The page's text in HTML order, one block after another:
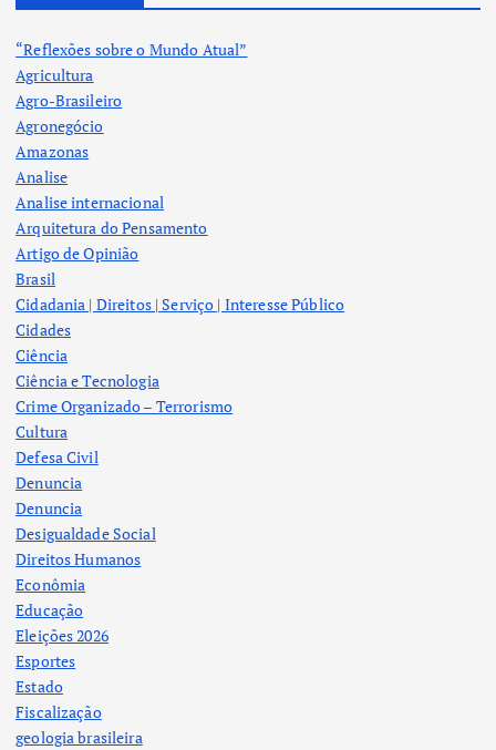
“Reflexões sobre o Mundo Atual”
Agricultura
Agro-Brasileiro
Agronegócio
Amazonas
Analise
Analise internacional
Arquitetura do Pensamento
Artigo de Opinião
Brasil
Cidadania | Direitos | Serviço | Interesse Público
Cidades
Ciência
Ciência e Tecnologia
Crime Organizado – Terrorismo
Cultura
Defesa Civil
Denuncia
Denuncia
Desigualdade Social
Direitos Humanos
Econômia
Educação
Eleições 2026
Esportes
Estado
Fiscalização
geologia brasileira